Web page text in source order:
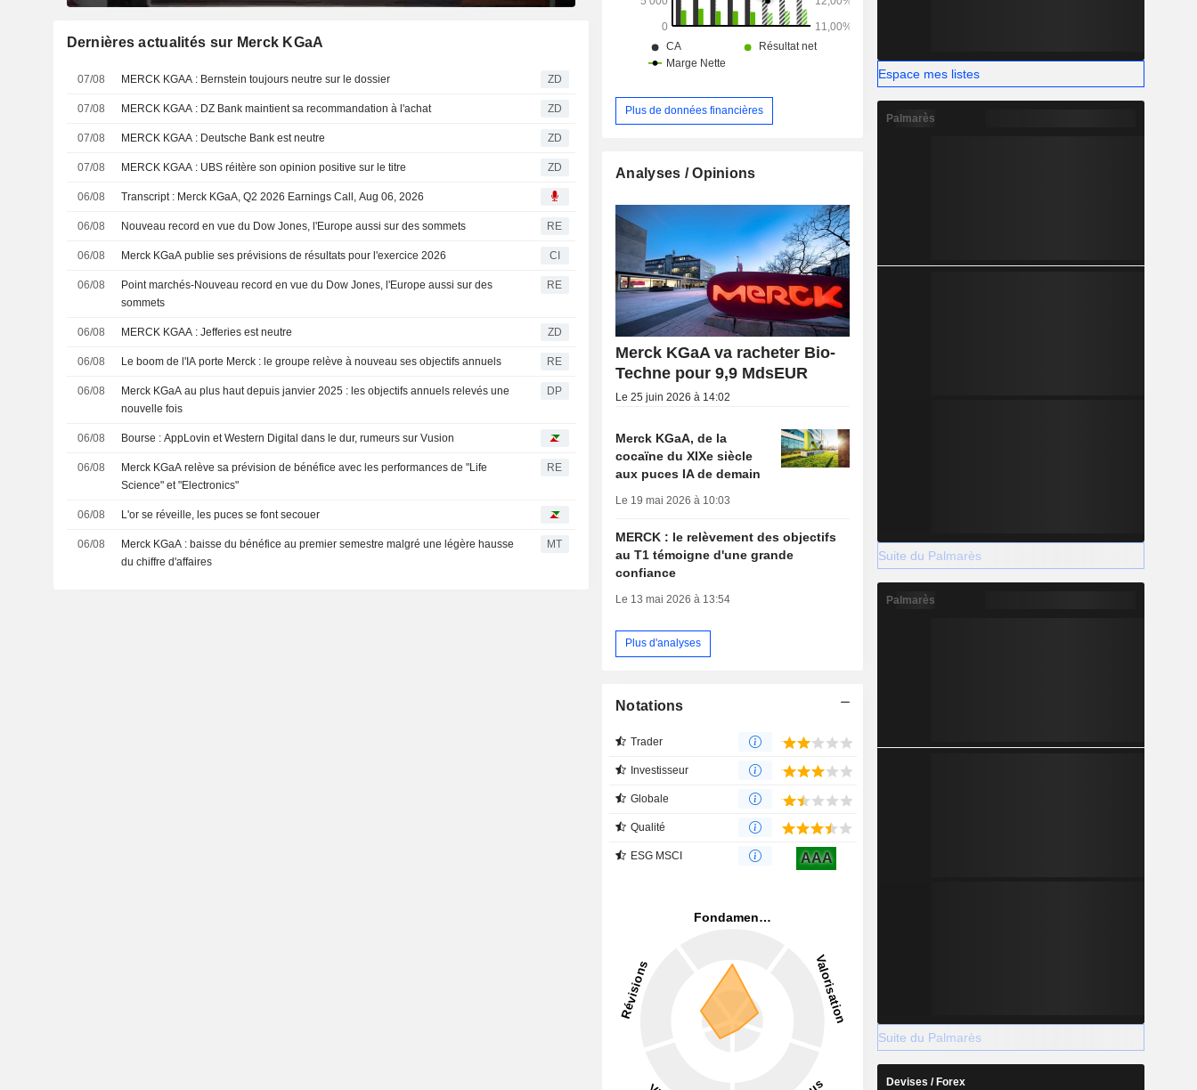
Dernières actualités sur Merck KGaA
07/08 MERCK KGAA : Bernstein toujours neutre sur le dossier ZD
07/08 MERCK KGAA : DZ Bank maintient sa recommandation à l'achat ZD
07/08 MERCK KGAA : Deutsche Bank est neutre ZD
07/08 MERCK KGAA : UBS réitère son opinion positive sur le titre ZD
06/08 Transcript : Merck KGaA, Q2 2026 Earnings Call, Aug 06, 2026
06/08 Nouveau record en vue du Dow Jones, l'Europe aussi sur des sommets RE
06/08 Merck KGaA publie ses prévisions de résultats pour l'exercice 2026 CI
06/08
Point marchés-Nouveau record en vue du Dow Jones, l'Europe aussi sur des
sommets
RE
06/08 MERCK KGAA : Jefferies est neutre ZD
06/08 Le boom de l'IA porte Merck : le groupe relève à nouveau ses objectifs annuels RE
06/08
Merck KGaA au plus haut depuis janvier 2025 : les objectifs annuels relevés une
nouvelle fois
DP
06/08 Bourse : AppLovin et Western Digital dans le dur, rumeurs sur Vusion
06/08
Merck KGaA relève sa prévision de bénéfice avec les performances de "Life
Science" et "Electronics"
RE
06/08 L'or se réveille, les puces se font secouer
06/08
Merck KGaA : baisse du bénéfice au premier semestre malgré une légère hausse
du chiffre d'affaires
MT
Plus de données financières
Analyses / Opinions
Merck KGaA va racheter Bio-
Techne pour 9,9 MdsEUR
Le 25 juin 2026 à 14:02
Merck KGaA, de la
cocaïne du XIXe siècle
aux puces IA de demain
Le 19 mai 2026 à 10:03
MERCK : le relèvement des objectifs
au T1 témoigne d'une grande
confiance
Le 13 mai 2026 à 13:54
Plus d'analyses
Notations
Trader
Investisseur
Globale
Qualité
ESG MSCI AAA
Espace mes listes
Palmarès
Suite du Palmarès
Palmarès
Suite du Palmarès
Devises / Forex